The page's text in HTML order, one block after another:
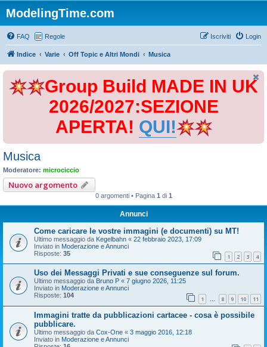
ModelingTime.com
FAQ Regole Login
Iscriviti
Indice Varie Off Topic e Altri Mondi Musica
Group Build MADE IN UK
2026/2027:SEZIONE
APERTA! QUI!
Musica
Moderatore: microciccio
Nuovo argomento
0 argomenti • Pagina 1 di 1
Annunci
Come caricare le vostre immagini (e documenti) su MT!
Ultimo messaggio da Kegelbahn « 22 febbraio 2023, 17:09
Inviato in Moderazione e Annunci
Risposte: 35 1 2 3 4
Uso dei Messaggi Privati e sue conseguenze sul forum.
Ultimo messaggio da Bruno P « 7 giugno 2026, 11:25
Inviato in Moderazione e Annunci
Risposte: 104 1 … 8 9 10 11
Immagini tratte da pubblicazioni cartacee - cosa è possibile
pubblicare.
Ultimo messaggio da Cox-One « 3 maggio 2016, 12:18
Inviato in Moderazione e Annunci